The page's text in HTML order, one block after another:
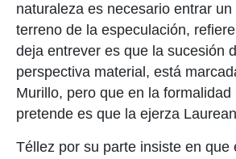
naturaleza es necesario entrar un
terreno de la especulación,
deja entrever es que la sucesión
perspectiva material, está
Murillo, pero que en la formalidad
pretende es que la ejerza
Téllez por su parte insiste en que